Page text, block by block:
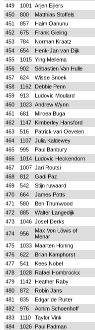
449
1001 Arjen Eijlers
450
800 Matthias Stoffels
451
857 Haim Oanunu
452
675 Frank Gieling
453
784 Norman Kraatz
454
654 Henk-Jan van Dijk
455
1015 Ying Mellema
456
902 Sébastien Van Hulle
457
624 Wisse Snoek
458
1162 Debbie Penn
459
913 Ludovic Moulard
460
1023 Andrew Wynn
461
681 Mircea Buga
462
1147 Kimberley Hansford
463
516 Patrick van Oevelen
464
1107 Julia Kaldewey
465
995 Paul Banbury
466
1014 Ludovic Heckendorn
467
1007 Jari Routsi
468
812 Gadi Paz
469
542 Stijn ruwaard
470
664 James Potts
471
580 Ben Thumwood
472
885 Walter Langedijk
473
1046 Josef Derks
474
956
Max Von Löwis of
Menar
475
1033 Maarten Honing
476
622 Brian Kamphorst
477
541 Kees Nobel
478
1028 Rafael Hombrockx
479
1142 Heather Raby
480
872 Robin Jans
481
835 Edgar de Ruiter
482
976 Achim Schoenhoff
483
1110 Taylor Vink
484
1026 Paul Padman